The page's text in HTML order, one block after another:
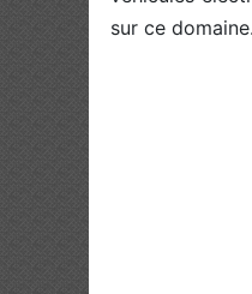
sur ce domaine.